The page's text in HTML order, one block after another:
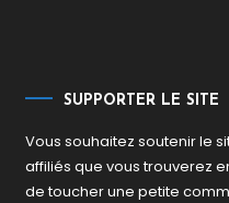
SUPPORTER LE SITE
Vous souhaitez soutenir le
affiliés que vous trouverez
de toucher une petite